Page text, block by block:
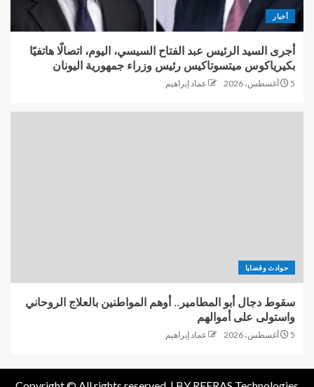
أخبار
أجرى السيد الرئيس عبد الفتاح السيسي، اليوم، اتصالًا هاتفيًا
بكيرياكوس ميتسوتاكيس رئيس وزراء جمهورية اليونان
5 أغسطس، 2026 عماد إبراهيم
حوادث وقضايا
سقوط دجال أبو المطامير.. أوهم المواطنين بالعلاج الروحاني
واستولى على أموالهم
5 أغسطس، 2026 عماد إبراهيم